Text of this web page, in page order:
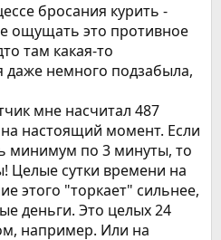
бросания курить -
ощущать это противное
там какая-то
даже немного подзабыла,
мне насчитал 487
настоящий момент. Если
минимум по 3 минуты, то
Целые сутки времени на
этого "торкает" сильнее,
деньги. Это целых 24
например. Или на